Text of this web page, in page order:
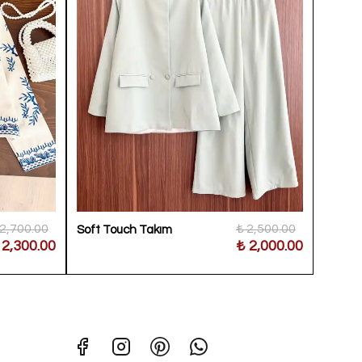
Soft Touch Takım ₺ 2,500.00
₺ 2,000.00